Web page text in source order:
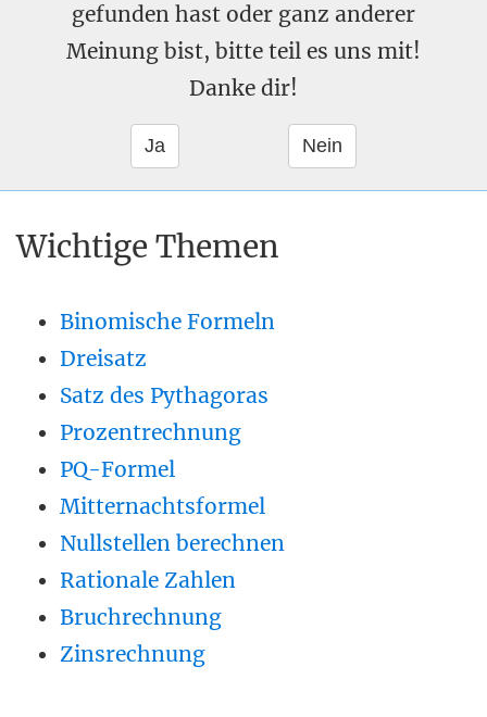
gefunden hast oder ganz anderer
Meinung bist, bitte teil es uns mit!
Danke dir!
Wichtige Themen
Binomische Formeln
Dreisatz
Satz des Pythagoras
Prozentrechnung
PQ-Formel
Mitternachtsformel
Nullstellen berechnen
Rationale Zahlen
Bruchrechnung
Zinsrechnung